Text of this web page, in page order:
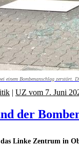
einem Bombenanschlag zerstört.
Linke Zentrum in
der
| UZ vom 7. Juni